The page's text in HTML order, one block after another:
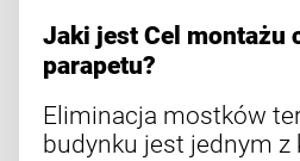
Jaki jest Cel montażu
parapetu?
Eliminacja mostków
budynku jest jednym z